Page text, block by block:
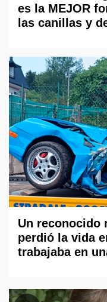
es la MEJOR
las canillas y
Un reconocido
perdió la vida
trabajaba en